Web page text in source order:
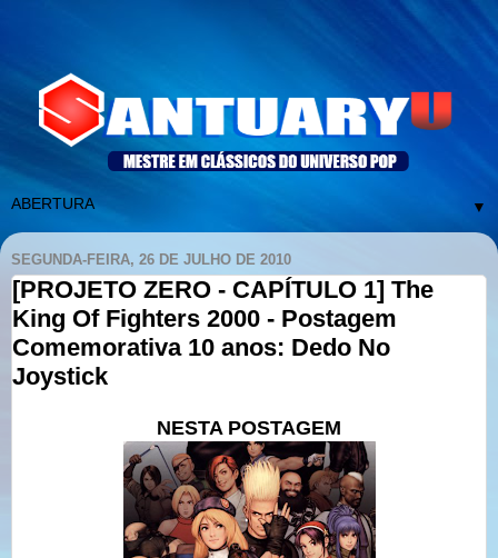
▼
SEGUNDA-FEIRA, 26 DE JULHO DE 2010
[PROJETO ZERO - CAPÍTULO 1] The
King Of Fighters 2000 - Postagem
Comemorativa 10 anos: Dedo No
Joystick
NESTA POSTAGEM